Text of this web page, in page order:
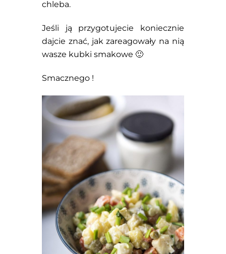
chleba.
Jeśli ją przygotujecie koniecznie
dajcie znać, jak zareagowały na nią
wasze kubki smakowe 🙂
Smacznego !